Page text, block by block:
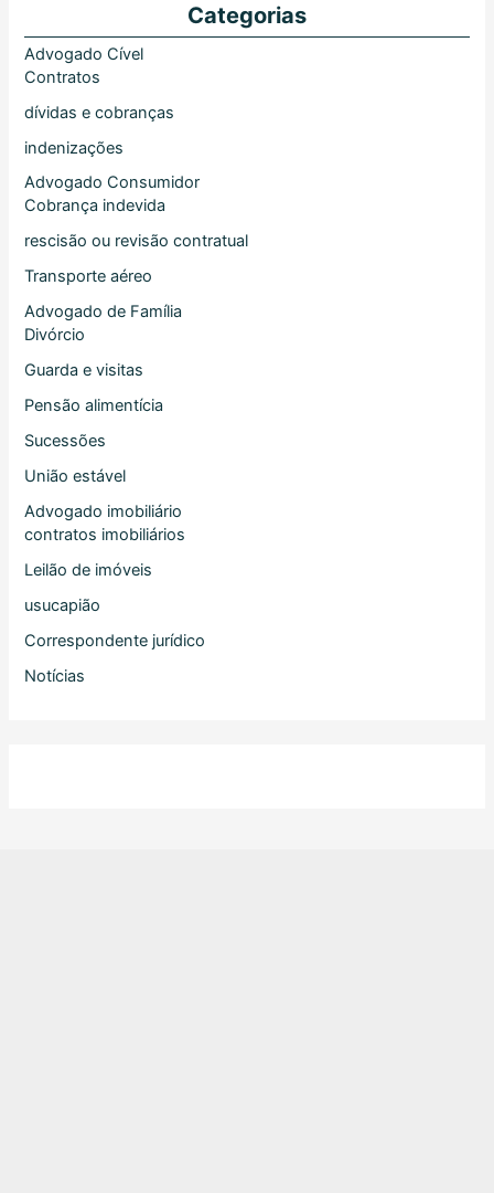
Categorias
Advogado Cível
Contratos
dívidas e cobranças
indenizações
Advogado Consumidor
Cobrança indevida
rescisão ou revisão contratual
Transporte aéreo
Advogado de Família
Divórcio
Guarda e visitas
Pensão alimentícia
Sucessões
União estável
Advogado imobiliário
contratos imobiliários
Leilão de imóveis
usucapião
Correspondente jurídico
Notícias